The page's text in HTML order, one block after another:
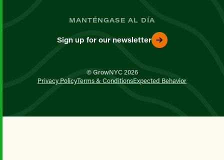
MANTÉNGASE AL DÍA
Sign up for our newsletter
© GrowNYC 2026
Privacy PolicyTerms & ConditionsExpected Behavior